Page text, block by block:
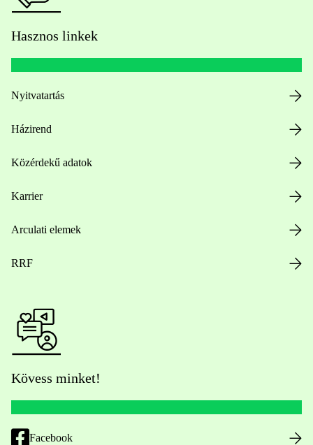
Hasznos linkek
Nyitvatartás
Házirend
Közérdekű adatok
Karrier
Arculati elemek
RRF
Kövess minket!
Facebook